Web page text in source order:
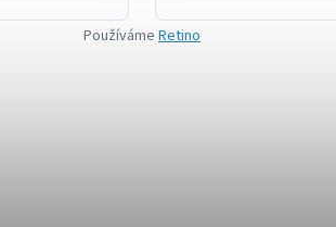
Používáme Retino